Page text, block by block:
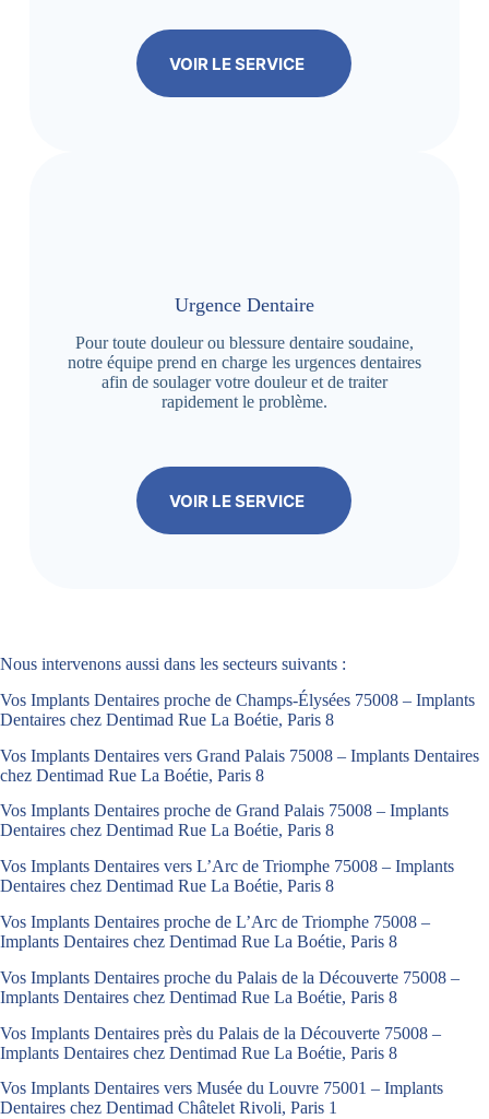
VOIR LE SERVICE
Urgence Dentaire
Pour toute douleur ou blessure dentaire soudaine,
notre équipe prend en charge les urgences dentaires
afin de soulager votre douleur et de traiter
rapidement le problème.
VOIR LE SERVICE
Nous intervenons aussi dans les secteurs suivants :
Vos Implants Dentaires proche de Champs-Élysées 75008 – Implants
Dentaires chez Dentimad Rue La Boétie, Paris 8
Vos Implants Dentaires vers Grand Palais 75008 – Implants Dentaires
chez Dentimad Rue La Boétie, Paris 8
Vos Implants Dentaires proche de Grand Palais 75008 – Implants
Dentaires chez Dentimad Rue La Boétie, Paris 8
Vos Implants Dentaires vers L’Arc de Triomphe 75008 – Implants
Dentaires chez Dentimad Rue La Boétie, Paris 8
Vos Implants Dentaires proche de L’Arc de Triomphe 75008 –
Implants Dentaires chez Dentimad Rue La Boétie, Paris 8
Vos Implants Dentaires proche du Palais de la Découverte 75008 –
Implants Dentaires chez Dentimad Rue La Boétie, Paris 8
Vos Implants Dentaires près du Palais de la Découverte 75008 –
Implants Dentaires chez Dentimad Rue La Boétie, Paris 8
Vos Implants Dentaires vers Musée du Louvre 75001 – Implants
Dentaires chez Dentimad Châtelet Rivoli, Paris 1